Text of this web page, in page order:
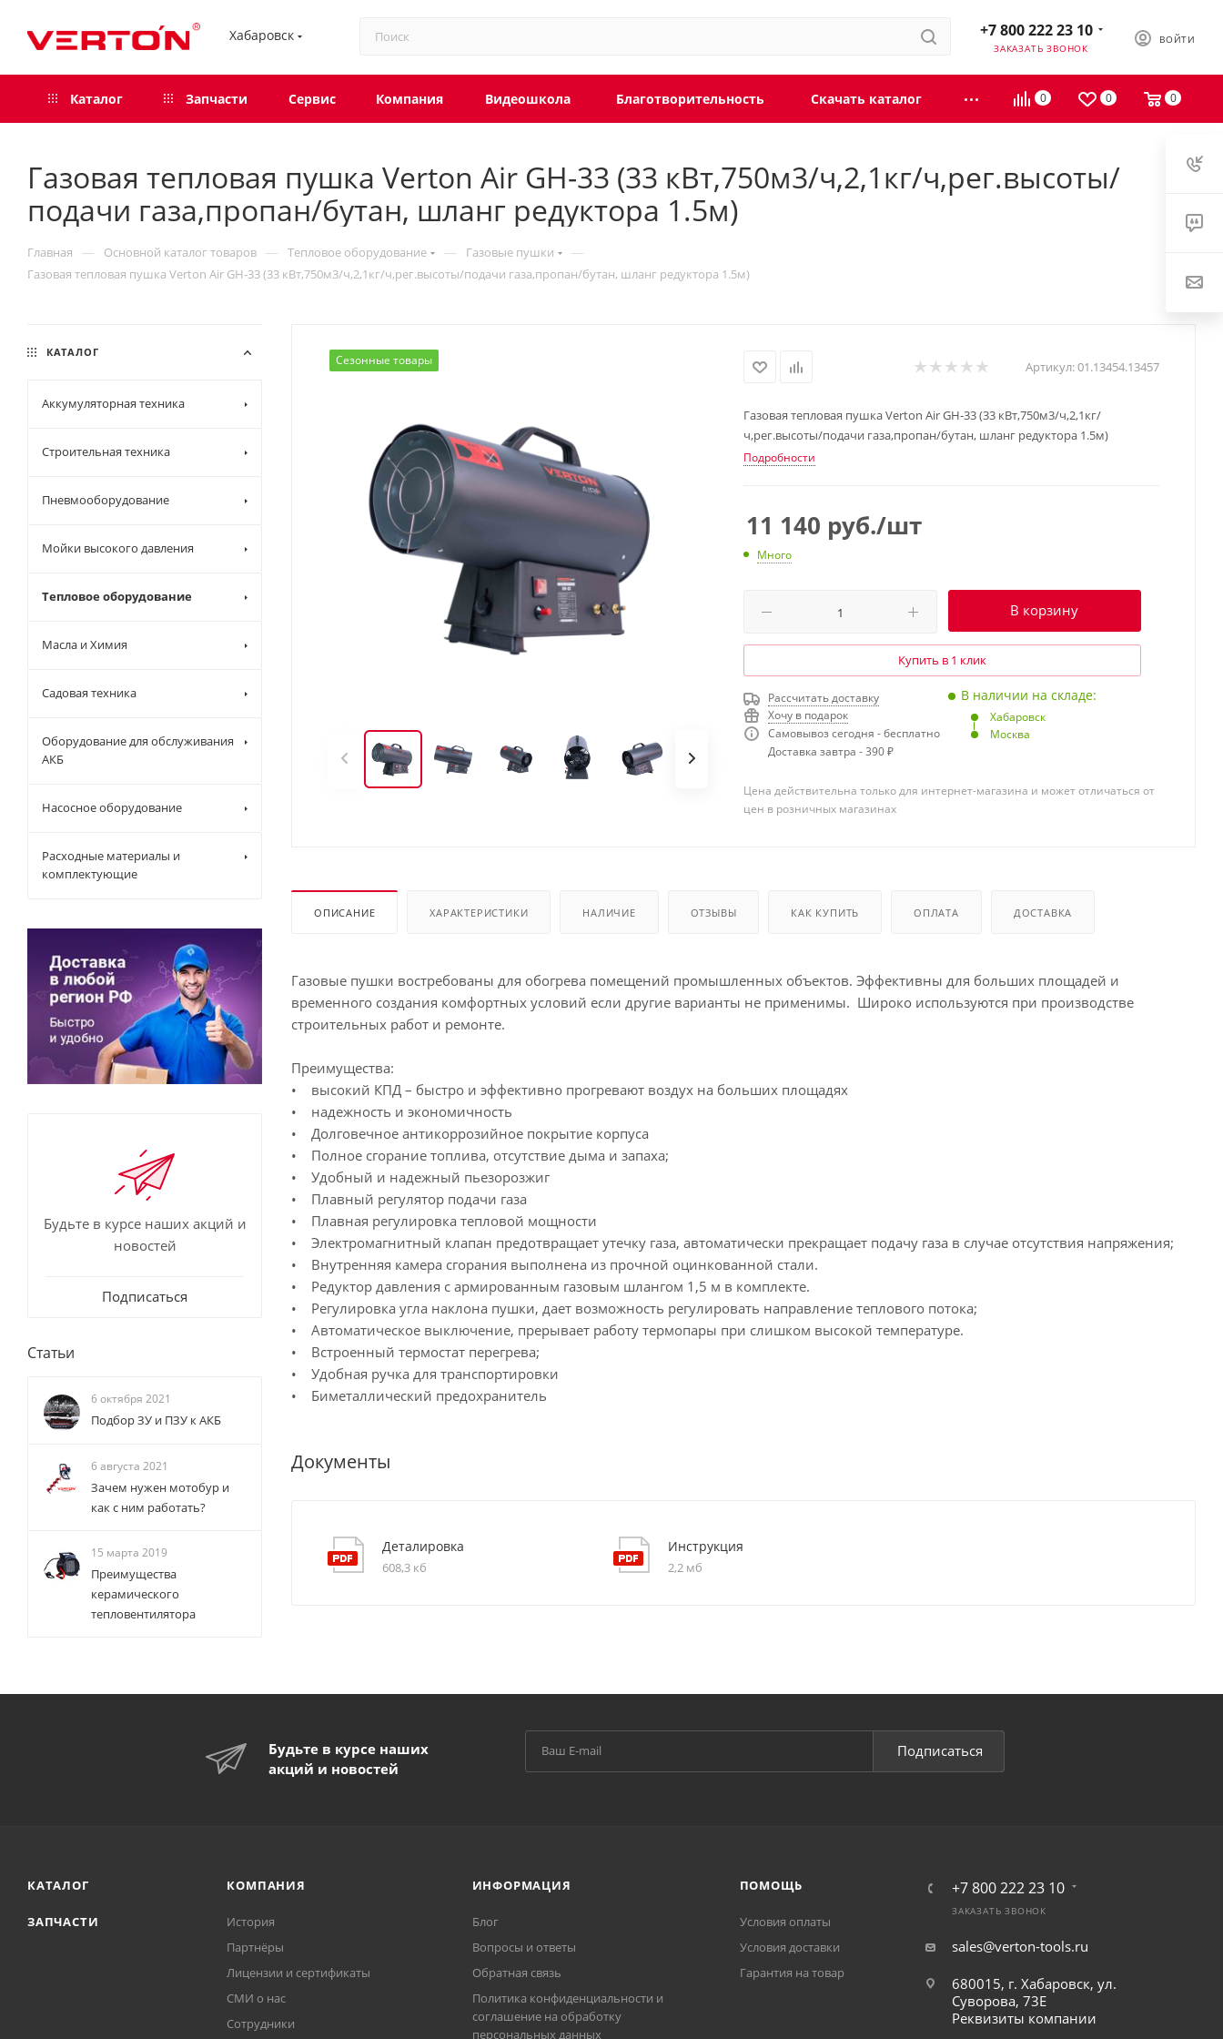
Хабаровск +7 800 222 23 10
ЗАКАЗАТЬ ЗВОНОК
ВОЙТИ
0 0 0
Каталог Запчасти Сервис Компания Видеошкола Благотворительность Скачать каталог
Газовая тепловая пушка Verton Air GH-33 (33 кВт,750м3/ч,2,1кг/ч,рег.высоты/
подачи газа,пропан/бутан, шланг редуктора 1.5м)
Главная — Основной каталог товаров — Тепловое оборудование — Газовые пушки —
Газовая тепловая пушка Verton Air GH-33 (33 кВт,750м3/ч,2,1кг/ч,рег.высоты/подачи газа,пропан/бутан, шланг редуктора 1.5м)
Сезонные товары Артикул:01.13454.13457
Газовая тепловая пушка Verton Air GH-33 (33 кВт,750м3/ч,2,1кг/
ч,рег.высоты/подачи газа,пропан/бутан, шланг редуктора 1.5м)
Подробности
11 140 руб./шт
Много
В корзину
Купить в 1 клик
Рассчитать доставку
Хочу в подарок
Самовывоз сегодня - бесплатно
Доставка завтра - 390 ₽
В наличии на складе:
Хабаровск
Москва
Цена действительна только для интернет-магазина и может отличаться от
цен в розничных магазинах
ОПИСАНИЕ ХАРАКТЕРИСТИКИ НАЛИЧИЕ ОТЗЫВЫ КАК КУПИТЬ ОПЛАТА ДОСТАВКА
Газовые пушки востребованы для обогрева помещений промышленных объектов. Эффективны для больших площадей и
временного создания комфортных условий если другие варианты не применимы. Широко используются при производстве
строительных работ и ремонте.
Преимущества:
• высокий КПД – быстро и эффективно прогревают воздух на больших площадях
• надежность и экономичность
• Долговечное антикоррозийное покрытие корпуса
• Полное сгорание топлива, отсутствие дыма и запаха;
• Удобный и надежный пьезорозжиг
• Плавный регулятор подачи газа
• Плавная регулировка тепловой мощности
• Электромагнитный клапан предотвращает утечку газа, автоматически прекращает подачу газа в случае отсутствия напряжения;
• Внутренняя камера сгорания выполнена из прочной оцинкованной стали.
• Редуктор давления с армированным газовым шлангом 1,5 м в комплекте.
• Регулировка угла наклона пушки, дает возможность регулировать направление теплового потока;
• Автоматическое выключение, прерывает работу термопары при слишком высокой температуре.
• Встроенный термостат перегрева;
• Удобная ручка для транспортировки
• Биметаллический предохранитель
Документы
Деталировка
608,3 кб
Инструкция
2,2 мб
КАТАЛОГ
Аккумуляторная техника
Строительная техника
Пневмооборудование
Мойки высокого давления
Тепловое оборудование
Масла и Химия
Садовая техника
Оборудование для обслуживания
АКБ
Насосное оборудование
Расходные материалы и
комплектующие
Будьте в курсе наших акций и
новостей
Подписаться
Статьи
6 октября 2021
Подбор ЗУ и ПЗУ к АКБ
6 августа 2021
Зачем нужен мотобур и
как с ним работать?
15 марта 2019
Преимущества
керамического
тепловентилятора
Будьте в курсе наших
акций и новостей
Подписаться
КАТАЛОГ
ЗАПЧАСТИ
КОМПАНИЯ
История
Партнёры
Лицензии и сертификаты
СМИ о нас
Сотрудники
ИНФОРМАЦИЯ
Блог
Вопросы и ответы
Обратная связь
Политика конфиденциальности и
соглашение на обработку
персональных данных
ПОМОЩЬ
Условия оплаты
Условия доставки
Гарантия на товар
+7 800 222 23 10
ЗАКАЗАТЬ ЗВОНОК
sales@verton-tools.ru
680015, г. Хабаровск, ул.
Суворова, 73Е
Реквизиты компании